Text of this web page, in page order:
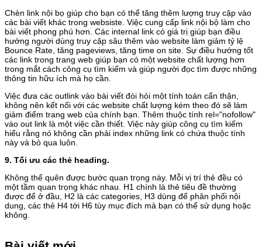
Chèn link nội bọ giúp cho bạn có thể tăng thêm lượng truy cập vào
các bài viết khác trong websiste. Việc cung cấp link nội bộ làm cho
bài viết phong phú hơn. Các internal link có giá trị giúp bạn điều
hướng người dùng truy cập sâu thêm vào website làm giảm tỷ lệ
Bounce Rate, tăng pageviews, tăng time on site. Sự điều hướng tốt
các link trong trang web giúp bạn có một website chất lượng hơn
trong mắt cách công cụ tìm kiếm và giúp người đọc tìm được những
thông tin hữu ích mà họ cần.
Việc đưa các outlink vào bài viết đòi hỏi một tính toán cẩn thận,
không nên kết nối với các website chất lượng kém theo đó sẽ làm
giảm điểm trang web của chính bạn. Thêm thuộc tính rel="nofollow"
vào out link là một việc cần thiết. Việc này giúp công cụ tìm kiếm
hiểu rằng nó không cần phải index những link có chứa thuộc tính
này và bỏ qua luôn.
9. Tối ưu các thẻ heading.
Không thể quên được bước quan trọng này. Mỗi vị trí thẻ đều có
một tầm quan trọng khác nhau. H1 chính là thẻ tiêu đề thường
được để ở đầu, H2 là các categories, H3 dùng để phân phối nội
dung, các thẻ H4 tới H6 tùy mục đích mà bạn có thể sử dụng hoặc
không.